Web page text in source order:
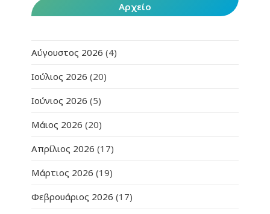
Αρχείο
Αύγουστος 2026 (4)
Ιούλιος 2026 (20)
Ιούνιος 2026 (5)
Μάιος 2026 (20)
Απρίλιος 2026 (17)
Μάρτιος 2026 (19)
Φεβρουάριος 2026 (17)